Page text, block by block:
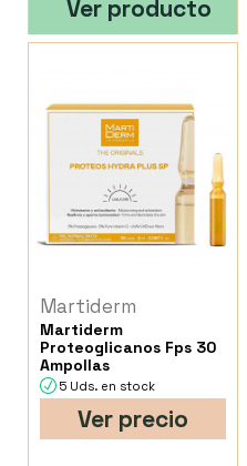
Ver producto
Martiderm
Martiderm
Proteoglicanos Fps 30
Ampollas
5 Uds. en stock
Ver precio